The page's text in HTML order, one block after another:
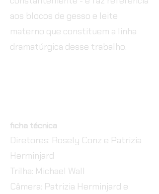
aos blocos de gesso e leite
materno que constituem a linha
dramatúrgica desse trabalho.
ficha técnica
Diretores: Rosely Conz e Patrizia
Herminjard
Trilha: Michael Wall
Câmera: Patrizia Herminjard e